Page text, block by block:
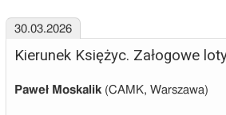
30.03.2026
Kierunek Księżyc. Załogowe
Paweł Moskalik(CAMK, Warszawa)